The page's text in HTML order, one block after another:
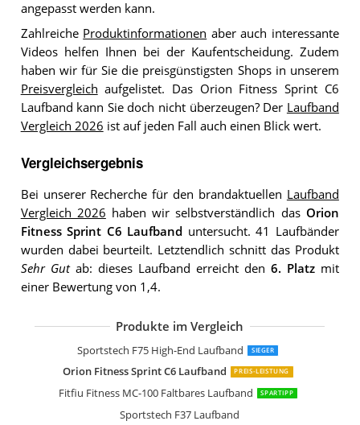
angepasst werden kann.
Zahlreiche Produktinformationen aber auch interessante
Videos helfen Ihnen bei der Kaufentscheidung. Zudem
haben wir für Sie die preisgünstigsten Shops in unserem
Preisvergleich aufgelistet. Das Orion Fitness Sprint C6
Laufband kann Sie doch nicht überzeugen? Der Laufband
Vergleich 2026 ist auf jeden Fall auch einen Blick wert.
Vergleichsergebnis
Bei unserer Recherche für den brandaktuellen Laufband
Vergleich 2026 haben wir selbstverständlich das Orion
Fitness Sprint C6 Laufband untersucht. 41 Laufbänder
wurden dabei beurteilt. Letztendlich schnitt das Produkt
Sehr Gutab: dieses Laufband erreicht den 6. Platzmit
einer Bewertung von 1,4.
Produkte im Vergleich
Sportstech F75 High-End Laufband SIEGER
Orion Fitness Sprint C6 Laufband PREIS-LEISTUNG
Fitfiu Fitness MC-100 Faltbares Laufband SPARTIPP
Sportstech F37 Laufband
Laufband Maxxus RunMaxx 7.3
AsVIVA Laufband T18 Pro
Reebok Jet 300 Bluetooth Laufband
Sportstech FX300 Ultra Slim Laufband
Fitifito FT850 Laufband
Reebok Jet 200 Bluetooth Laufband
Reebok Jet 100 Bluetooth Laufband
Sportstech F10 Laufband
WalkingPad Laufband
ArtSport Laufband Speedrunner 7000
Sportstech F17 Edles Laufband
CITYSPORTS Laufband Laufband
NordicTrack Unisex-Adult S20
Nero Sports Treadmill mit faltbarem
Miweba Sports elektrisches Laufband
CITYSPORTS Laufband
Hop-Sport Laufband HS-1000LB
Kinetic Sports KST2700FX Laufband
Fitifito FT900 mit TÜV GS Siegel Profi
ArtSport Laufband Speedrunner
Sportstech DFT200 Büro Laufband
AsVIVA Laufband T20 Cardio Pro
Kinetic Sports KST2900FX Laufband
AsVIVA Laufband Cardio T16
Reebok i-Run 3 Laufband
Kinetic Sports KST2500FX Laufband
Miweba Sports elektrisches Laufband
Fitifito FT800
Hammer Laufband Life Runner LR22I,
Kinetic Sports KST3000 Laufband
ISE Laufband für zuhause klappbar
Fitifito FT880 Laufband
AsVIVA Laufband T21 kompakt
WOOD TREE Laufband Heimlaufband
Laufhome Laufband 2 in 1 faltbares